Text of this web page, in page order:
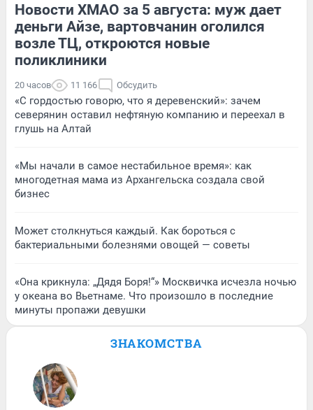
Новости ХМАО за 5 августа: муж дает
деньги Айзе, вартовчанин оголился
возле ТЦ, откроются новые
поликлиники
20 часов 11 166 Обсудить
«С гордостью говорю, что я деревенский»: зачем
северянин оставил нефтяную компанию и переехал в
глушь на Алтай
«Мы начали в самое нестабильное время»: как
многодетная мама из Архангельска создала свой
бизнес
Может столкнуться каждый. Как бороться с
бактериальными болезнями овощей — советы
«Она крикнула: „Дядя Боря!“» Москвичка исчезла ночью
у океана во Вьетнаме. Что произошло в последние
минуты пропажи девушки
ЗНАКОМСТВА